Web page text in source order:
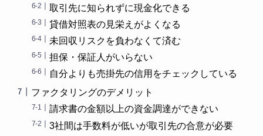
取引先に知られずに現金化できる
貸借対照表の見栄えがよくなる
未回収リスクを負わなくて済む
担保・保証人がいらない
自分よりも売掛先の信用をチェックしている
ファクタリングのデメリット
請求書の金額以上の資金調達ができない
3社間は手数料が低いが取引先の合意が必要